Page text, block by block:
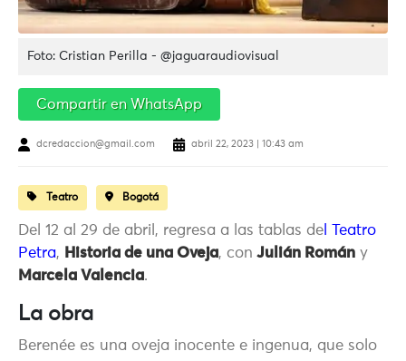
Foto: Cristian Perilla - @jaguaraudiovisual
Compartir en WhatsApp
dcredaccion@gmail.com abril 22, 2023 | 10:43 am
Teatro Bogotá
Del 12 al 29 de abril, regresa a las tablas de
Teatro
Petra, Historia de una Oveja, con Julián Román y
Marcela Valencia.
La obra
Berenée es una oveja inocente e ingenua, que solo